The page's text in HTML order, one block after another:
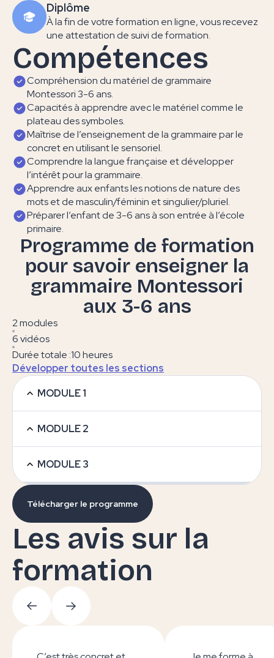
Diplôme
À la fin de votre formation en ligne, vous recevez
une attestation de suivi de formation.
Compétences
Compréhension du matériel de grammaire
Montessori 3-6 ans.
Capacités à apprendre avec le matériel comme le
plateau des symboles.
Maîtrise de l’enseignement de la grammaire par le
concret en utilisant le sensoriel.
Comprendre la langue française et développer
l’intérêt pour la grammaire.
Apprendre aux enfants les notions de nature des
mots et de masculin/féminin et singulier/pluriel.
Préparer l’enfant de 3-6 ans à son entrée à l’école
primaire.
Programme de formation
pour savoir enseigner la
grammaire Montessori
aux 3-6 ans
2 modules
6 vidéos
Durée totale :10 heures
Développer toutes les sections
MODULE 1
MODULE 2
MODULE 3
Télécharger le programme
Les avis sur la
formation